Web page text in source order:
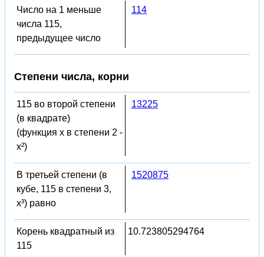
Число на 1 меньше
числа 115,
предыдущее число
114
Степени числа, корни
115 во второй степени
(в квадрате)
(функция x в степени 2 -
x²)
13225
В третьей степени (в
кубе, 115 в степени 3,
x³) равно
1520875
Корень квадратный из
115
10.723805294764